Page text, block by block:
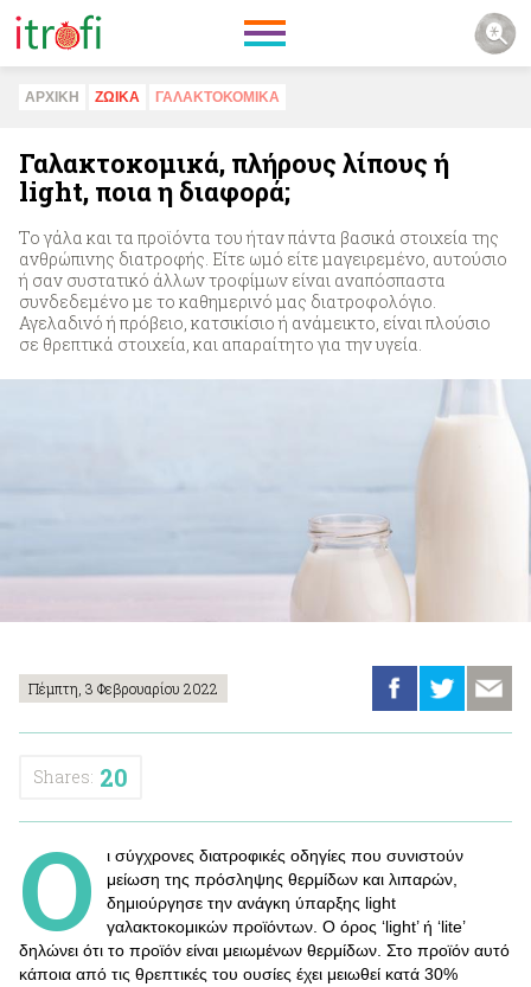
ΑΡΧΙΚΗ ΖΩΙΚA ΓΑΛΑΚΤΟΚΟΜΙΚA
Γαλακτοκομικά, πλήρους λίπους ή
light, ποια η διαφορά;
Το γάλα και τα προϊόντα του ήταν πάντα βασικά στοιχεία της
ανθρώπινης διατροφής. Είτε ωμό είτε μαγειρεμένο, αυτούσιο
ή σαν συστατικό άλλων τροφίμων είναι αναπόσπαστα
συνδεδεμένο με το καθημερινό μας διατροφολόγιο.
Αγελαδινό ή πρόβειο, κατσικίσιο ή ανάμεικτο, είναι πλούσιο
σε θρεπτικά στοιχεία, και απαραίτητο για την υγεία.
Πέμπτη, 3 Φεβρουαρίου 2022
Shares: 20
Ο
ι σύγχρονες διατροφικές οδηγίες που συνιστούν
μείωση της πρόσληψης θερμίδων και λιπαρών,
δημιούργησε την ανάγκη ύπαρξης light
γαλακτοκομικών προϊόντων. Ο όρος ‘light’ ή ‘lite’
δηλώνει ότι το προϊόν είναι μειωμένων θερμίδων. Στο προϊόν αυτό
κάποια από τις θρεπτικές του ουσίες έχει μειωθεί κατά 30%